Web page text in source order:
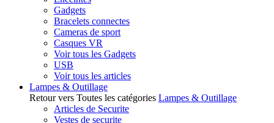
Gadgets
Bracelets connectes
Cameras de sport
Casques VR
Voir tous les Gadgets
USB
Voir tous les articles
Lampes & Outillage
Retour vers Toutes les catégories Lampes & Outillage
Articles de Securite
Vestes de securite